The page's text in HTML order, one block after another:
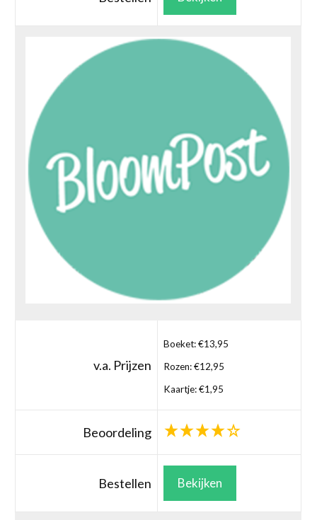
v.a. Prijzen
Boeket: €13,95
Rozen: €12,95
Kaartje: €1,95
Beoordeling
Bestellen Bekijken